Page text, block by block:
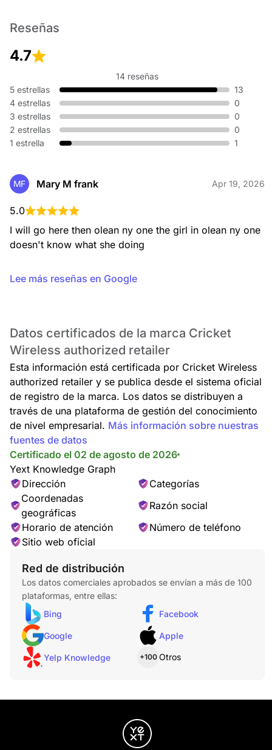
Reseñas
4.7
14 reseñas
5 estrellas
13
4 estrellas
0
3 estrellas
0
2 estrellas
0
1 estrella
1
MF Mary M frank Apr 19, 2026
5.0
I will go here then olean ny one the girl in olean ny one
doesn't know what she doing
Lee más reseñas en Google
Datos certificados de la marca Cricket
Wireless authorized retailer
Esta información está certificada por Cricket Wireless
authorized retailer y se publica desde el sistema oficial
de registro de la marca. Los datos se distribuyen a
través de una plataforma de gestión del conocimiento
de nivel empresarial. Más información sobre nuestras
fuentes de datos
Certificado el 02 de agosto de 2026
Yext Knowledge Graph
Dirección
Categorías
Coordenadas
geográficas
Razón social
Horario de atención
Número de teléfono
Sitio web oficial
Red de distribución
Los datos comerciales aprobados se envían a más de 100
plataformas, entre ellas:
Bing
Facebook
Google Apple
Yelp Knowledge +100 Otros